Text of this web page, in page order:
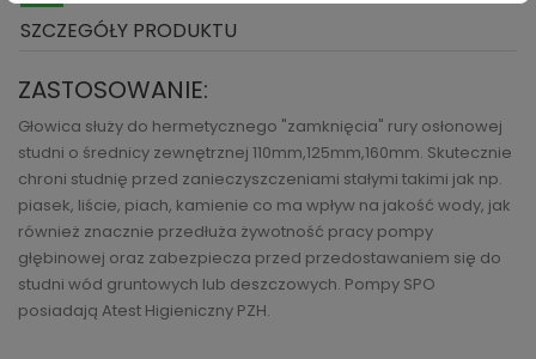
SZCZEGÓŁY PRODUKTU
ZASTOSOWANIE:
Głowica służy do hermetycznego "zamknięcia" rury osłonowej
studni o średnicy zewnętrznej 110mm,125mm,160mm. Skutecznie
chroni studnię przed zanieczyszczeniami stałymi takimi jak np.
piasek, liście, piach, kamienie co ma wpływ na jakość wody, jak
również znacznie przedłuża żywotność pracy pompy
głębinowej oraz zabezpiecza przed przedostawaniem się do
studni wód gruntowych lub deszczowych. Pompy SPO
posiadają Atest Higieniczny PZH.